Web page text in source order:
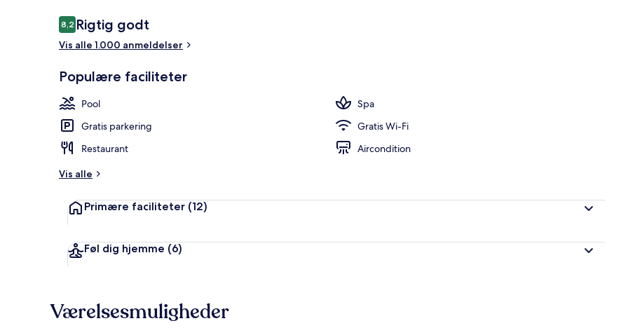
Anmeldelser
8,28,2 ud af 10.
Rigtig godt
Vis alle 1.000 anmeldelser
Populære faciliteter
Pool
Spa
Gratis parkering
Gratis Wi-Fi
Restaurant
Aircondition
Vis alle
Primære faciliteter (12)
Føl dig hjemme (6)
Værelsesmuligheder